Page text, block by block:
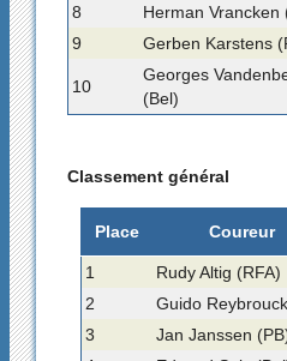
8
Herman Vrancken
9
Gerben Karstens
10
Georges
(Bel)
Classement général
Place Coureur
1 Rudy Altig (RFA)
2
Guido
3
Jan Janssen